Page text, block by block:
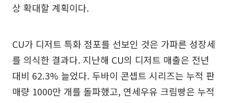
상 확대할 계획이다.
CU가 디저트 특화 점포를 선보인 것은 가파른 성장세
를 의식한 결과다. 지난해 CU의 디저트 매출은 전년
대비 62.3% 늘었다. 두바이 콘셉트 시리즈는 누적 판
매량 1000만 개를 돌파했고, 연세우유 크림빵은 누적